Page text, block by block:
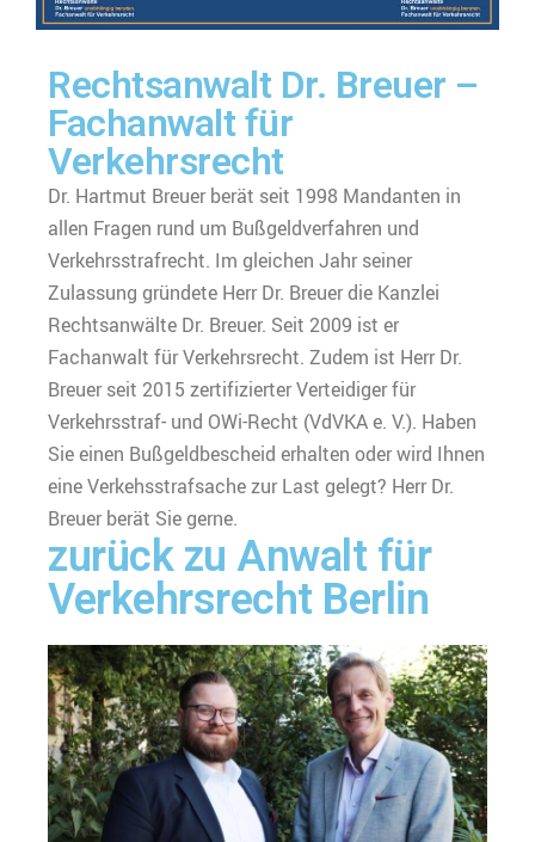
Rechtsanwalt Dr. Breuer –
Fachanwalt für
Verkehrsrecht
Dr. Hartmut Breuer berät seit 1998 Mandanten in
allen Fragen rund um Bußgeldverfahren und
Verkehrsstrafrecht. Im gleichen Jahr seiner
Zulassung gründete Herr Dr. Breuer die Kanzlei
Rechtsanwälte Dr. Breuer. Seit 2009 ist er
Fachanwalt für Verkehrsrecht. Zudem ist Herr Dr.
Breuer seit 2015 zertifizierter Verteidiger für
Verkehrsstraf- und OWi-Recht (VdVKA e. V.). Haben
Sie einen Bußgeldbescheid erhalten oder wird Ihnen
eine Verkehsstrafsache zur Last gelegt? Herr Dr.
Breuer berät Sie gerne.
zurück zu Anwalt für
Verkehrsrecht Berlin